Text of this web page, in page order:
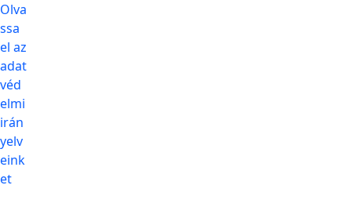
Olva
ssa
el az
adat
véd
elmi
irán
yelv
eink
et